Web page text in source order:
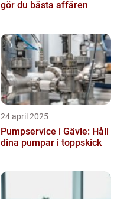
gör du bästa affären
24 april 2025
Pumpservice i Gävle: Håll
dina pumpar i toppskick